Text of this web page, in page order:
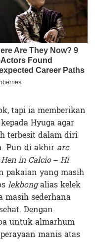
tapi ia memberikan
Hyuga agar
terbesit dalam diri
Pun di akhir arc
in Calcio – Hi
pakaian yang masih
lekbongalias kelek
sederhana
Dengan
untuk almarhum
manis atas